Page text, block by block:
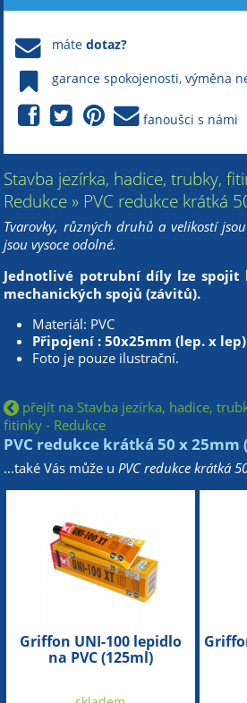
mátedotaz?
garance spokojenosti, výměna
fanoušci s námi
Stavba jezírka, hadice, trubky,
Redukce » PVC redukce krátká
Tvarovky, různých druhů a velikostí
jsou vysoce odolné.
Jednotlivé potrubní díly lze spojit
mechanických spojů (závitů).
Materiál: PVC
Připojení : 50x25mm (lep. x
Foto je pouze ilustrační.
přejít na Stavba jezírka, hadice,
fitinky - Redukce
PVC redukce krátká 50 x 25mm
...také Vás může u PVC redukce krátká
Griffon UNI-100 lepidlo
na PVC (125ml)